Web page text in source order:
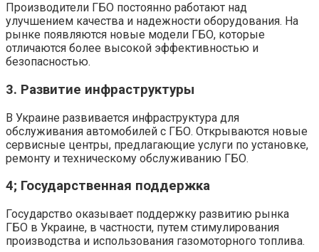
Производители ГБО постоянно работают над
улучшением качества и надежности оборудования. На
рынке появляются новые модели ГБО, которые
отличаются более высокой эффективностью и
безопасностью.
3. Развитие инфраструктуры
В Украине развивается инфраструктура для
обслуживания автомобилей с ГБО. Открываются новые
сервисные центры, предлагающие услуги по установке,
ремонту и техническому обслуживанию ГБО.
4; Государственная поддержка
Государство оказывает поддержку развитию рынка
ГБО в Украине, в частности, путем стимулирования
производства и использования газомоторного топлива.